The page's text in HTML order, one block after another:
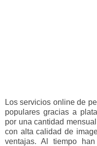
Los servicios online de
populares gracias a
por una cantidad
con alta calidad de
ventajas. Al tiempo